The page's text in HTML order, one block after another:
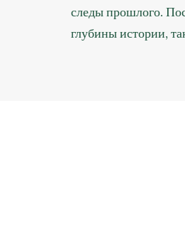
следы прошлого.
глубины истории,